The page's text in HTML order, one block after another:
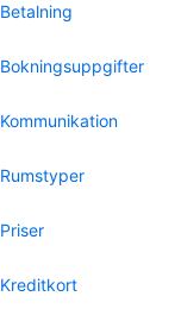
Betalning
Bokningsuppgifter
Kommunikation
Rumstyper
Priser
Kreditkort